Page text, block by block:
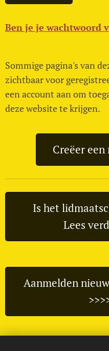
Ben je je wachtwoord
Sommige pagina's van
zichtbaar voor
een account aan om
deze website te krijgen.
Creëer
Is het
Lees
Aanmelden